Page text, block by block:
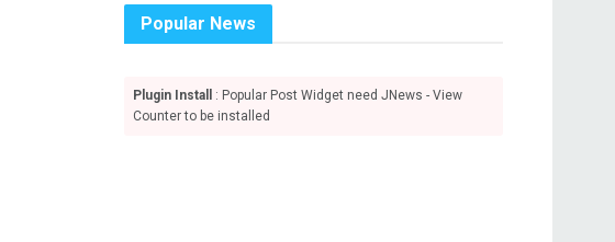
Popular News
Plugin Install
: Popular Post Widget need JNews - View
Counter to be installed